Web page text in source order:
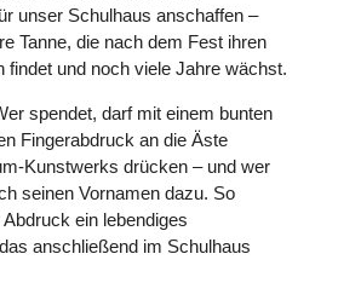
unser Schulhaus anschaffen –
Tanne, die nach dem Fest ihren
findet und noch viele Jahre wächst.
spendet, darf mit einem bunten
Fingerabdruck an die Äste
Kunstwerks drücken – und wer
seinen Vornamen dazu. So
ein lebendiges
anschließend im Schulhaus